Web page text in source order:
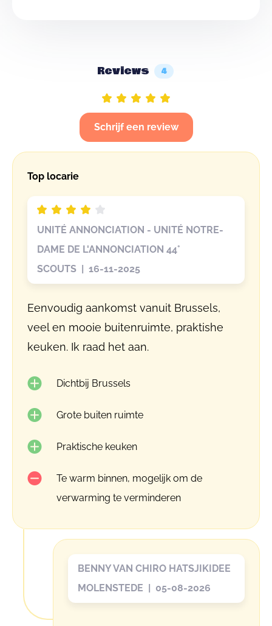
Reviews 4
Schrijf een review
Top locarie
UNITÉ ANNONCIATION - UNITÉ NOTRE-
DAME DE L'ANNONCIATION 44°
SCOUTS | 16-11-2025
Eenvoudig aankomst vanuit Brussels,
veel en mooie buitenruimte, praktishe
keuken. Ik raad het aan.
Dichtbij Brussels
Grote buiten ruimte
Praktische keuken
Te warm binnen, mogelijk om de
verwarming te verminderen
BENNY VAN CHIRO HATSJIKIDEE
MOLENSTEDE | 05-08-2026